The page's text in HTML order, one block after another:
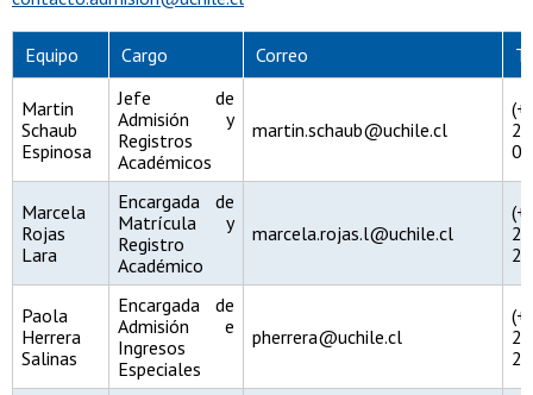
Equipo Cargo Correo
Martin
Schaub
Espinosa
Jefe de
Admisión y
Registros
Académicos
martin.schaub@uchile.cl
Marcela
Rojas
Lara
Encargada de
Matrícula y
Registro
Académico
marcela.rojas.l@uchile.cl
Paola
Herrera
Salinas
Encargada de
Admisión e
Ingresos
Especiales
pherrera@uchile.cl